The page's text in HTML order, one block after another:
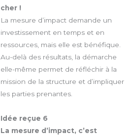
cher !
La mesure d’impact demande un
investissement en temps et en
ressources, mais elle est bénéfique.
Au-delà des résultats, la démarche
elle-même permet de réfléchir à la
mission de la structure et d’impliquer
les parties prenantes.
Idée reçue 6
La mesure d’impact, c’est